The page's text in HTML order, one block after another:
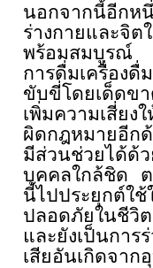
นอกจากนี้อีกห
ร่างกายและจิต
พร้อมสมบูรณ์
การดืมเครื่อง
ขับขี่โดยเด็ดขา
เพิ่มความเสี่ยง
ผิดกฎหมายอีก
มีส่วนช่วยได้ด้
บุคคลใกล้ชิด
นี้ไปประยุกต์ใ
ปลอดภัยในชีวิ
และยังเป็นการ
เสียอันเกิดจาก